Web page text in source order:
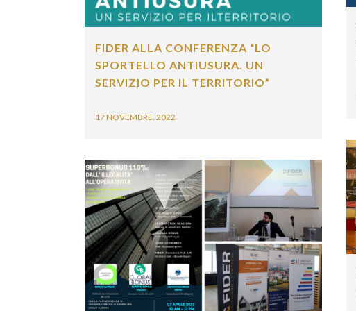
FIDER ALLA CONFERENZA “LO
SPORTELLO ANTIUSURA. UN
SERVIZIO PER IL TERRITORIO”
17 NOVEMBRE, 2022